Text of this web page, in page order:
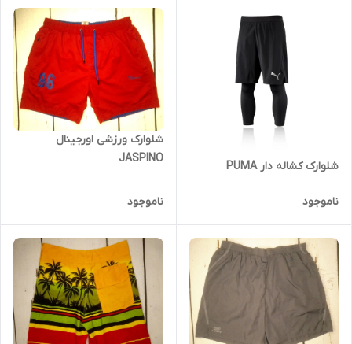
شلوارک کشاله دار PUMA
ناموجود
شلوارک ورزشی اورجینال
JASPINO
ناموجود